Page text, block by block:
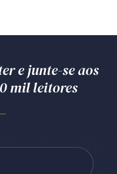
e junte-se aos
mil leitores